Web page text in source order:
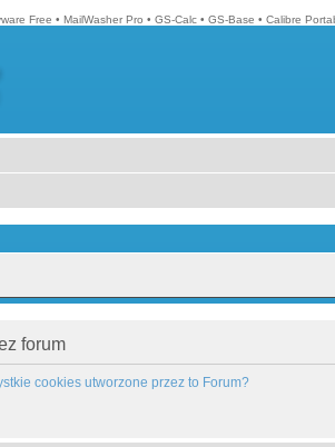
Free • MailWasher Pro • GS-Calc • GS-Base • Calibre
forum
cookies utworzone przez to Forum?